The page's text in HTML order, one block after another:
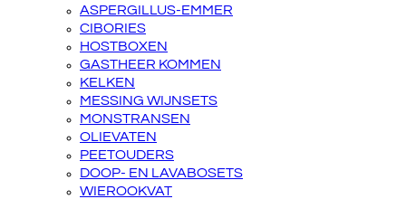
ASPERGILLUS-EMMER
CIBORIES
HOSTBOXEN
GASTHEER KOMMEN
KELKEN
MESSING WIJNSETS
MONSTRANSEN
OLIEVATEN
PEETOUDERS
DOOP- EN LAVABOSETS
WIEROOKVAT